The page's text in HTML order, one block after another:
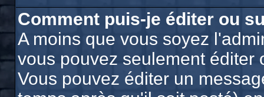
Comment puis-je éditer ou
A moins que vous soyez
vous pouvez seulement éditer
Vous pouvez éditer un